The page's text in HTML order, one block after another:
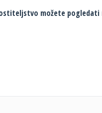
možete pogledati